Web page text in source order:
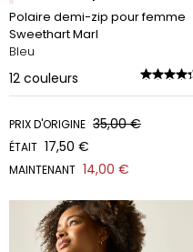
Polaire demi-zip pour femme
Sweethart Marl
Bleu
12 couleurs
PRIX D'ORIGINE 35,00 €
ÉTAIT 17,50 €
MAINTENANT 14,00 €